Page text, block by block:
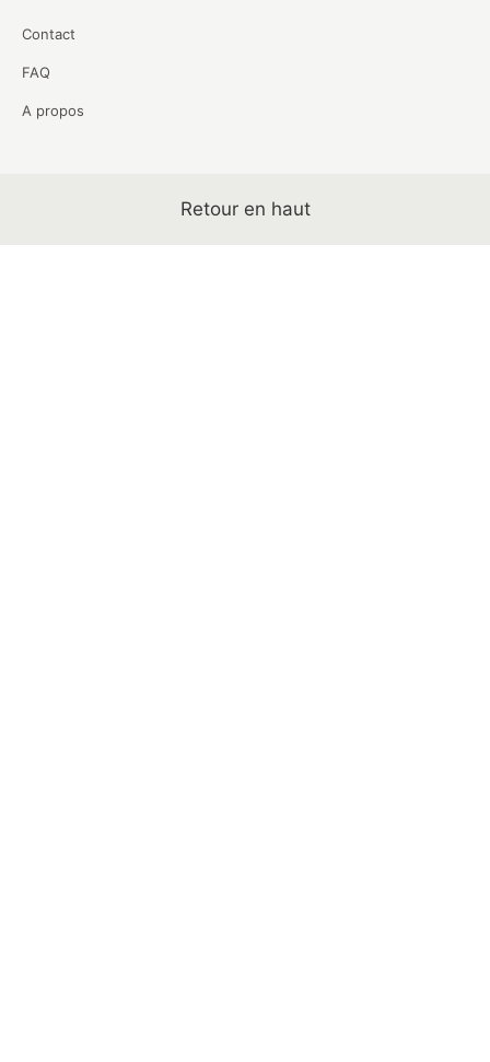
Contact
FAQ
A propos
Retour en haut